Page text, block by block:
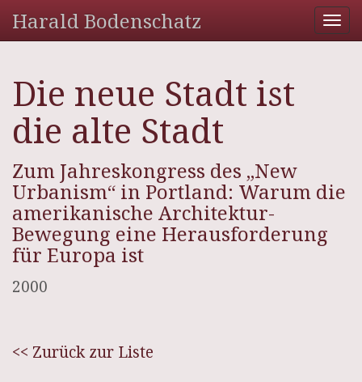
Harald Bodenschatz
Die neue Stadt ist
die alte Stadt
Zum Jahreskongress des „New
Urbanism“ in Portland: Warum die
amerikanische Architektur-
Bewegung eine Herausforderung
für Europa ist
2000
<< Zurück zur Liste